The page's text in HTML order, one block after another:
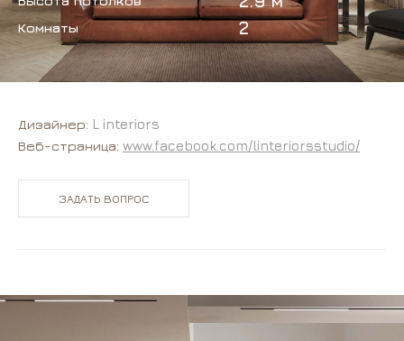
Комнаты 2
Дизайнер: L interiors
Веб-страница: www.facebook.com/linteriorsstudio/
ЗАДАТЬ ВОПРОС